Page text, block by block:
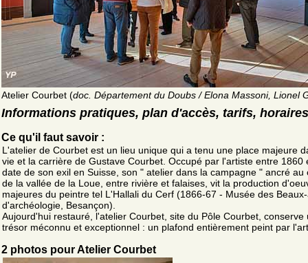
Atelier Courbet (doc. Département du Doubs / Elona Massoni, Lionel
Informations pratiques, plan d'accès, tarifs, horaires
Ce qu'il faut savoir :
L'atelier de Courbet est un lieu unique qui a tenu une place majeure
vie et la carrière de Gustave Courbet. Occupé par l'artiste entre 1860
date de son exil en Suisse, son " atelier dans la campagne " ancré au
de la vallée de la Loue, entre rivière et falaises, vit la production
majeures du peintre tel L'Hallali du Cerf (1866-67 - Musée des
d'archéologie, Besançon).
Aujourd'hui restauré, l'atelier Courbet, site du Pôle Courbet, conserve
trésor méconnu et exceptionnel : un plafond entièrement peint par
2 photos pour Atelier Courbet